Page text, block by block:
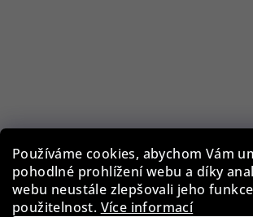
Používáme cookies, abychom Vám
pohodlné prohlížení webu a díky
webu neustále zlepšovali jeho
použitelnost. Více informací
Guess GF0344/28U